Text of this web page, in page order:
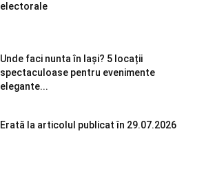
electorale
Unde faci nunta în Iași? 5 locații
spectaculoase pentru evenimente
elegante...
Erată la articolul publicat în 29.07.2026